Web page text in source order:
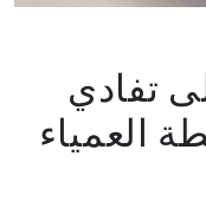
تفادي
العمياء